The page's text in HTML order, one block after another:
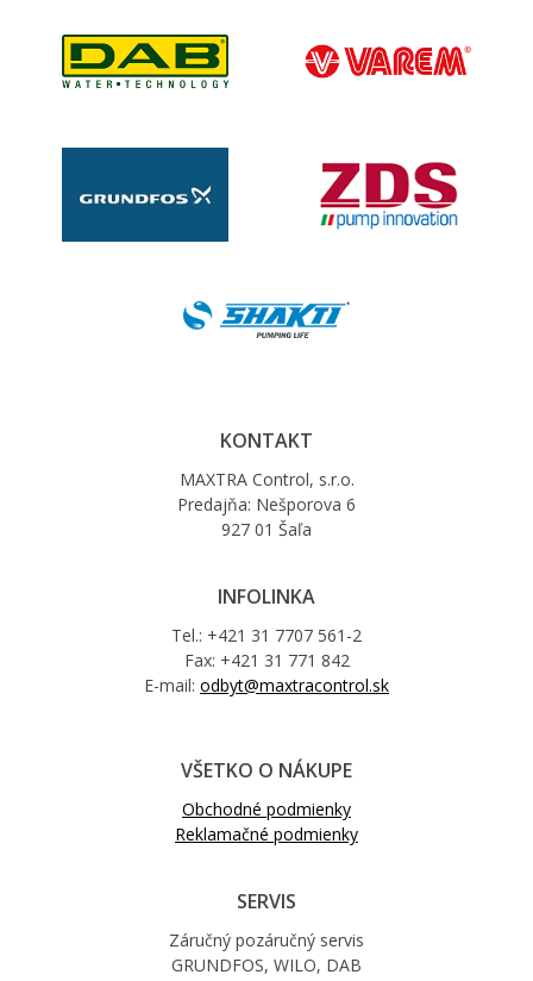
KONTAKT
MAXTRA Control, s.r.o.
Predajňa: Nešporova 6
927 01 Šaľa
INFOLINKA
Tel.: +421 31 7707 561-2
Fax: +421 31 771 842
E-mail: odbyt@maxtracontrol.sk
VŠETKO O NÁKUPE
Obchodné podmienky
Reklamačné podmienky
SERVIS
Záručný pozáručný servis
GRUNDFOS, WILO, DAB